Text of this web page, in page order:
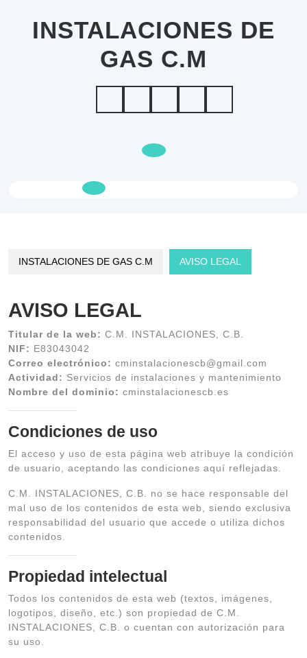
INSTALACIONES DE
GAS C.M
Botón
apertura
INSTALACIONES DE GAS C.M AVISO LEGAL
AVISO LEGAL
Titular de la web: C.M. INSTALACIONES, C.B.
NIF: E83043042
Correo electrónico: cminstalacionescb@gmail.com
Actividad: Servicios de instalaciones y mantenimiento
Nombre del dominio: cminstalacionescb.es
Condiciones de uso
El acceso y uso de esta página web atribuye la condición
de usuario, aceptando las condiciones aquí reflejadas.
C.M. INSTALACIONES, C.B. no se hace responsable del
mal uso de los contenidos de esta web, siendo exclusiva
responsabilidad del usuario que accede o utiliza dichos
contenidos.
Propiedad intelectual
Todos los contenidos de esta web (textos, imágenes,
logotipos, diseño, etc.) son propiedad de C.M.
INSTALACIONES, C.B. o cuentan con autorización para
su uso.